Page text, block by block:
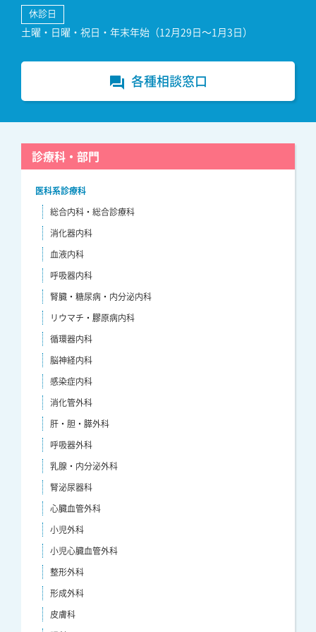
休診日
土曜・日曜・祝日・年末年始（12月29日～1月3日）
forum 各種相談窓口
診療科・部門
医科系診療科
総合内科・総合診療科
消化器内科
血液内科
呼吸器内科
腎臓・糖尿病・内分泌内科
リウマチ・膠原病内科
循環器内科
脳神経内科
感染症内科
消化管外科
肝・胆・膵外科
呼吸器外科
乳腺・内分泌外科
腎泌尿器科
心臓血管外科
小児外科
小児心臓血管外科
整形外科
形成外科
皮膚科